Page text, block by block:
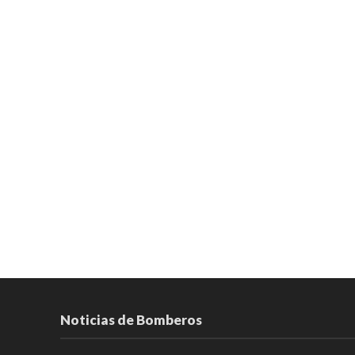
Noticias de Bomberos